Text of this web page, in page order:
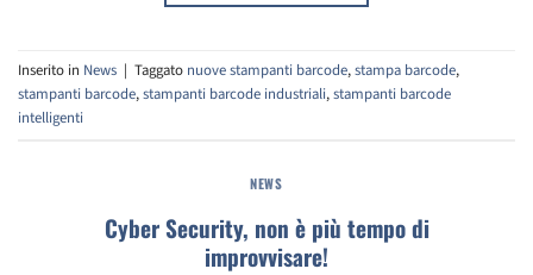
Inserito in News | Taggato nuove stampanti barcode,stampa barcode,
stampanti barcode,stampanti barcode industriali,stampanti barcode
intelligenti
NEWS
Cyber Security, non è più tempo di
improvvisare!